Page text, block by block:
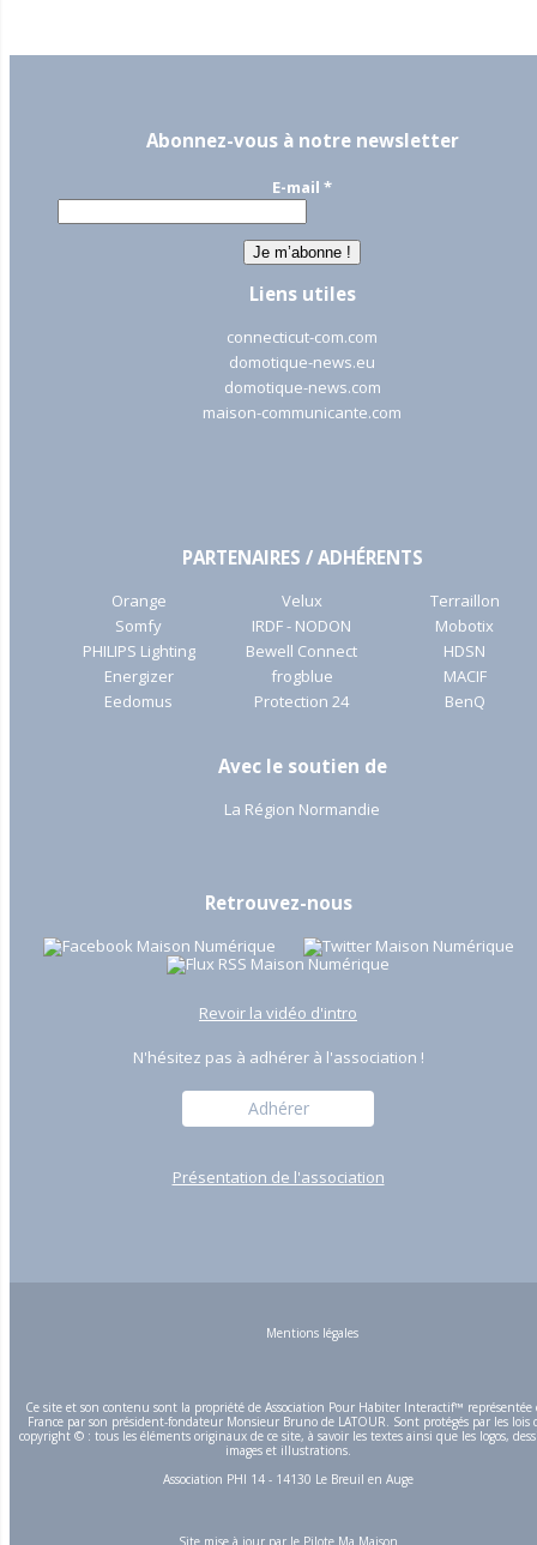
Abonnez-vous à notre newsletter
E-mail *
Liens utiles
connecticut-com.com
domotique-news.eu
domotique-news.com
maison-communicante.com
PARTENAIRES / ADHÉRENTS
Orange
Somfy
PHILIPS Lighting
Energizer
Eedomus
Velux
IRDF - NODON
Bewell Connect
frogblue
Protection 24
Terraillon
Mobotix
HDSN
MACIF
BenQ
Avec le soutien de
La Région Normandie
Retrouvez-nous
Revoir la vidéo d'intro
N'hésitez pas à adhérer à l'association !
Adhérer
Présentation de l'association
Mentions légales
Ce site et son contenu sont la propriété de Association Pour Habiter Interactif™ représentée
France par son président-fondateur Monsieur Bruno de LATOUR. Sont protégés par les lois
copyright © : tous les éléments originaux de ce site, à savoir les textes ainsi que les logos,
images et illustrations.
Association PHI 14 - 14130 Le Breuil en Auge
Site mise à jour par Je Pilote Ma Maison